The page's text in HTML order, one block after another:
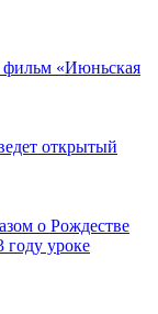
фильм «Июньская
открытый
о Рождестве
году уроке